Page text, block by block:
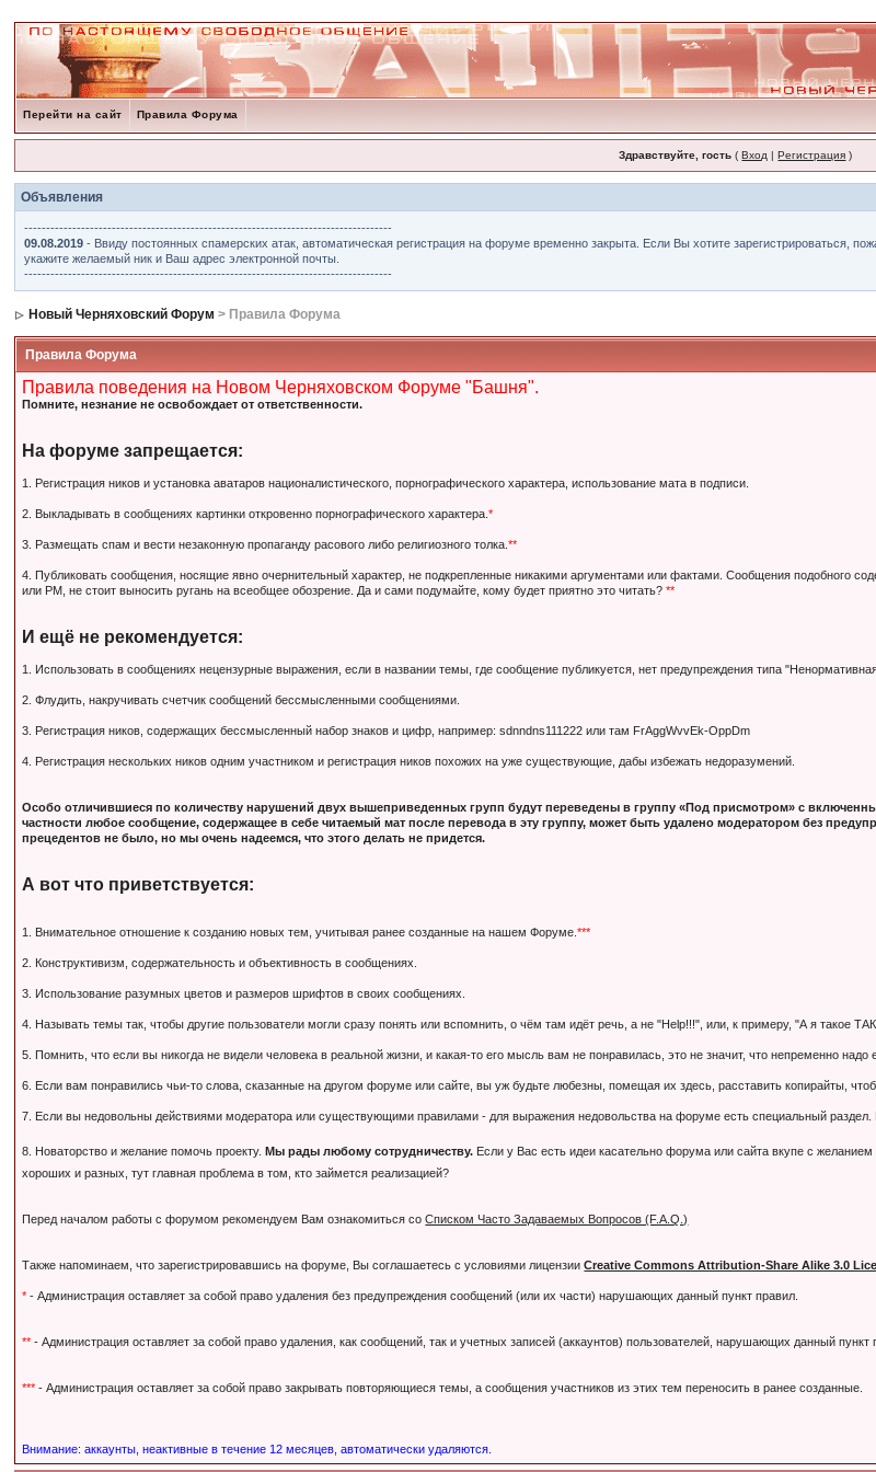
Перейти на сайт Правила Форума
Здравствуйте, гость (Вход |Регистрация )
Объявления
------------------------------------------------------------------------------------
09.08.2019 - Ввиду постоянных спамерских атак, автоматическая регистрация на форуме временно закрыта. Если Вы хотите зарегистрироваться,
укажите желаемый ник и Ваш адрес электронной почты.
------------------------------------------------------------------------------------
Новый Черняховский Форум > Правила Форума
Правила Форума
Правила поведения на Новом Черняховском Форуме "Башня".
Помните, незнание не освобождает от ответственности.
На форуме запрещается:
1. Регистрация ников и установка аватаров националистического, порнографического характера, использование мата в подписи.
2. Выкладывать в сообщениях картинки откровенно порнографического характера.*
3. Размещать спам и вести незаконную пропаганду расового либо религиозного толка.**
4. Публиковать сообщения, носящие явно очернительный характер, не подкрепленные никакими аргументами или фактами. Сообщения подобного
или PM, не стоит выносить ругань на всеобщее обозрение. Да и сами подумайте, кому будет приятно это читать?**
И ещё не рекомендуется:
1. Использовать в сообщениях нецензурные выражения, если в названии темы, где сообщение публикуется, нет предупреждения типа
2. Флудить, накручивать счетчик сообщений бессмысленными сообщениями.
3. Регистрация ников, содержащих бессмысленный набор знаков и цифр, например: sdnndns111222 или там FrAggWvvEk-OppDm
4. Регистрация нескольких ников одним участником и регистрация ников похожих на уже существующие, дабы избежать недоразумений.
Особо отличившиеся по количеству нарушений двух вышеприведенных групп будут переведены в группу «Под присмотром» с
частности любое сообщение, содержащее в себе читаемый мат после перевода в эту группу, может быть удалено модератором без
прецедентов не было, но мы очень надеемся, что этого делать не придется.
А вот что приветствуется:
1. Внимательное отношение к созданию новых тем, учитывая ранее созданные на нашем Форуме.***
2. Конструктивизм, содержательность и объективность в сообщениях.
3. Использование разумных цветов и размеров шрифтов в своих сообщениях.
4. Называть темы так, чтобы другие пользователи могли сразу понять или вспомнить, о чём там идёт речь, а не "Help!!!", или, к примеру, "А я такое
5. Помнить, что если вы никогда не видели человека в реальной жизни, и какая-то его мысль вам не понравилась, это не значит, что непременно
6. Если вам понравились чьи-то слова, сказанные на другом форуме или сайте, вы уж будьте любезны, помещая их здесь, расставить копирайты,
7. Если вы недовольны действиями модератора или существующими правилами - для выражения недовольства на форуме есть специальный раздел.
8. Новаторство и желание помочь проекту.Мы рады любому сотрудничеству. Если у Вас есть идеи касательно форума или сайта вкупе с
хороших и разных, тут главная проблема в том, кто займется реализацией?
Перед началом работы с форумом рекомендуем Вам ознакомиться соСписком Часто Задаваемых Вопросов (F.A.Q.)
Также напоминаем, что зарегистрировавшись на форуме, Вы соглашаетесь с условиями лицензииCreative Commons Attribution-Share Alike 3.0
* - Администрация оставляет за собой право удаления без предупреждения сообщений (или их части) нарушающих данный пункт правил.
** - Администрация оставляет за собой право удаления, как сообщений, так и учетных записей (аккаунтов) пользователей, нарушающих данный пункт
*** - Администрация оставляет за собой право закрывать повторяющиеся темы, а сообщения участников из этих тем переносить в ранее созданные.
Внимание: аккаунты, неактивные в течение 12 месяцев, автоматически удаляются.